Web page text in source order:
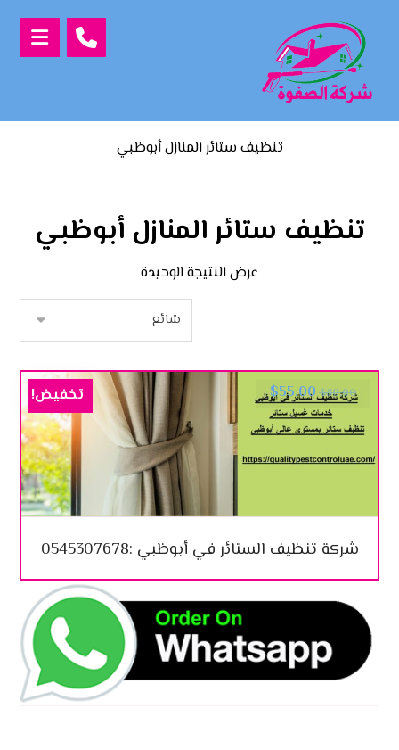
تنظيف ستائر المنازل أبوظبي
تنظيف ستائر المنازل أبوظبي
عرض النتيجة الوحيدة
شركة تنظيف الستائر في أبوظبي :0545307678
$80.00
$55.00 تخفيض!